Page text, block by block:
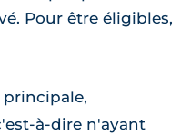
Pour être éligibles,
à-dire n'ayant